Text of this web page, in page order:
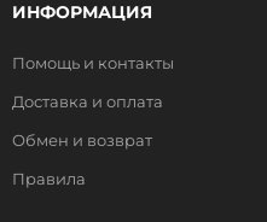
ИНФОРМАЦИЯ
Помощь и контакты
Доставка и оплата
Обмен и возврат
Правила